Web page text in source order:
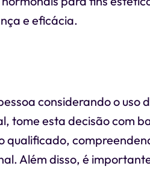
e eficácia.
considerando o uso
tome esta decisão com
qualificado,
Além disso, é